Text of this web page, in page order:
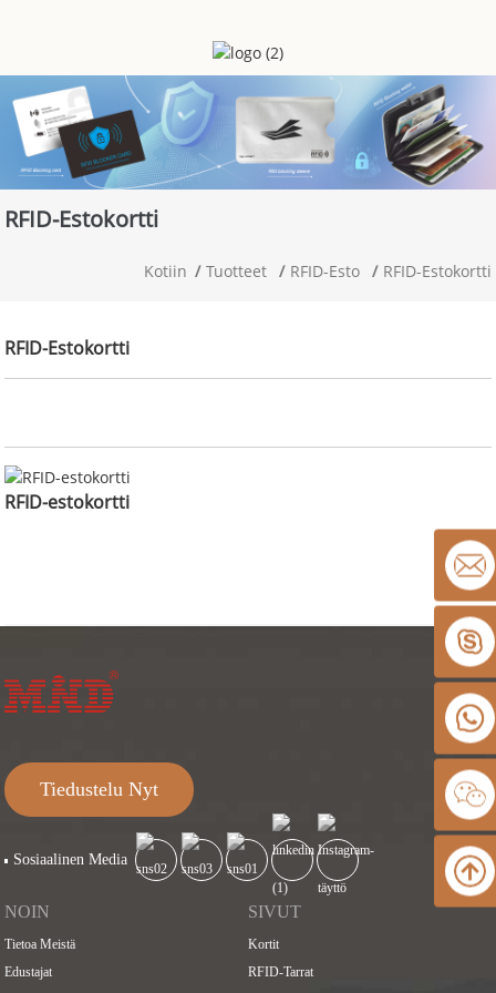
RFID-Estokortti
Kotiin Tuotteet RFID-Esto RFID-Estokortti
RFID-Estokortti
RFID-estokortti
Tiedustelu Nyt
Sosiaalinen Media
NOIN
Tietoa Meistä
Edustajat
SIVUT
Kortit
RFID-Tarrat